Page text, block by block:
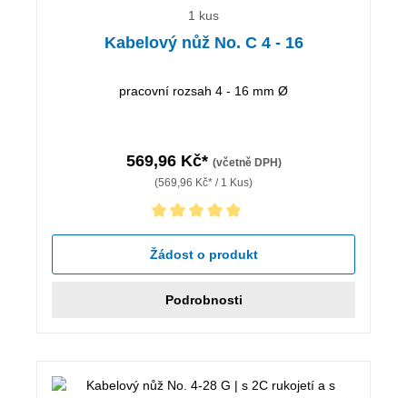
1 kus
Kabelový nůž No. C 4 - 16
pracovní rozsah 4 - 16 mm Ø
569,96 Kč* (včetně DPH)
(569,96 Kč* / 1 Kus)
Průměrné hodnocení 5 z 5 hvězd
Žádost o produkt
Podrobnosti